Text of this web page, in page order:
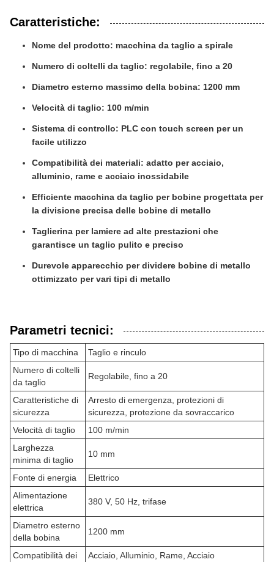
Caratteristiche:
Nome del prodotto: macchina da taglio a spirale
Numero di coltelli da taglio: regolabile, fino a 20
Diametro esterno massimo della bobina: 1200 mm
Velocità di taglio: 100 m/min
Sistema di controllo: PLC con touch screen per un
facile utilizzo
Compatibilità dei materiali: adatto per acciaio,
alluminio, rame e acciaio inossidabile
Efficiente macchina da taglio per bobine progettata per
la divisione precisa delle bobine di metallo
Taglierina per lamiere ad alte prestazioni che
garantisce un taglio pulito e preciso
Durevole apparecchio per dividere bobine di metallo
ottimizzato per vari tipi di metallo
Parametri tecnici:
Tipo di macchina
Taglio e rinculo
Numero di coltelli
da taglio
Regolabile, fino a 20
Caratteristiche di
sicurezza
Arresto di emergenza, protezioni di
sicurezza, protezione da sovraccarico
Velocità di taglio
100 m/min
Larghezza
minima di taglio
10 mm
Fonte di energia
Elettrico
Alimentazione
elettrica
380 V, 50 Hz, trifase
Diametro esterno
della bobina
1200 mm
Compatibilità dei
Acciaio, Alluminio, Rame, Acciaio